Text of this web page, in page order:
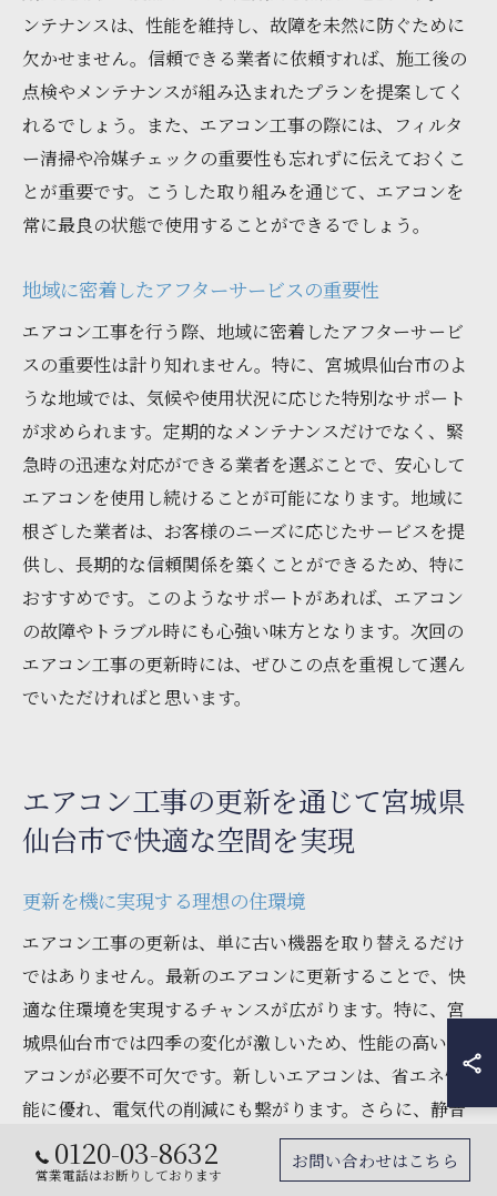
ンテナンスは、性能を維持し、故障を未然に防ぐために
欠かせません。信頼できる業者に依頼すれば、施工後の
点検やメンテナンスが組み込まれたプランを提案してく
れるでしょう。また、エアコン工事の際には、フィルタ
ー清掃や冷媒チェックの重要性も忘れずに伝えておくこ
とが重要です。こうした取り組みを通じて、エアコンを
常に最良の状態で使用することができるでしょう。
地域に密着したアフターサービスの重要性
エアコン工事を行う際、地域に密着したアフターサービ
スの重要性は計り知れません。特に、宮城県仙台市のよ
うな地域では、気候や使用状況に応じた特別なサポート
が求められます。定期的なメンテナンスだけでなく、緊
急時の迅速な対応ができる業者を選ぶことで、安心して
エアコンを使用し続けることが可能になります。地域に
根ざした業者は、お客様のニーズに応じたサービスを提
供し、長期的な信頼関係を築くことができるため、特に
おすすめです。このようなサポートがあれば、エアコン
の故障やトラブル時にも心強い味方となります。次回の
エアコン工事の更新時には、ぜひこの点を重視して選ん
でいただければと思います。
エアコン工事の更新を通じて宮城県
仙台市で快適な空間を実現
更新を機に実現する理想の住環境
エアコン工事の更新は、単に古い機器を取り替えるだけ
ではありません。最新のエアコンに更新することで、快
適な住環境を実現するチャンスが広がります。特に、宮
城県仙台市では四季の変化が激しいため、性能の高いエ
アコンが必要不可欠です。新しいエアコンは、省エネ性
能に優れ、電気代の削減にも繋がります。さらに、静音
設計の機種を選ぶことで、運転音が気にならない快適な
空間を実現できます。また、エアコン工事を通じて、空
0120-03-8632
営業電話はお断りしております
お問い合わせはこちら